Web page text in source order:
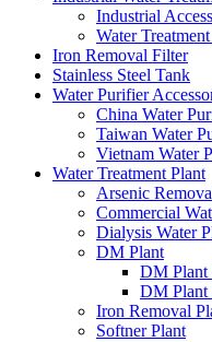
Industrial
Water
Iron Removal Filter
Stainless Steel Tank
Water Purifier
China Water
Taiwan Water
Vietnam Water
Water Treatment Plant
Arsenic
Commercial
Dialysis Water
DM Plant
DM Plant
DM Plant
Iron Removal
Softner Plant